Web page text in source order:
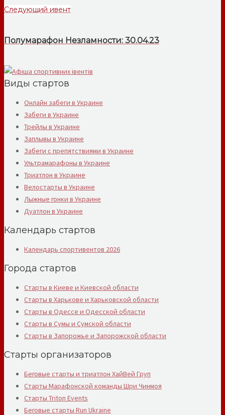
Следующий ивент
Полумарафон Незламности: 30.04.23
Виды стартов
Онлайн забеги в Украине
Забеги в Украине
Трейлы в Украине
Заплывы в Украине
Забеги с препятствиями в Украине
Ультрамарафоны в Украине
Триатлон в Украине
Велостарты в Украине
Лыжные гонки в Украине
Дуатлон в Украине
Календарь стартов
Календарь спортивентов 2026
Города стартов
Старты в Киеве и Киевской области
Старты в Харькове и Харьковской области
Старты в Одессе и Одесской области
Старты в Сумы и Сумской области
Старты в Запорожье и Запорожской области
Старты организаторов
Беговые старты и триатлон ХайВей Груп
Старты Марафонской команды Шри Чинмоя
Старты Triton Events
Беговые старты Run Ukraine